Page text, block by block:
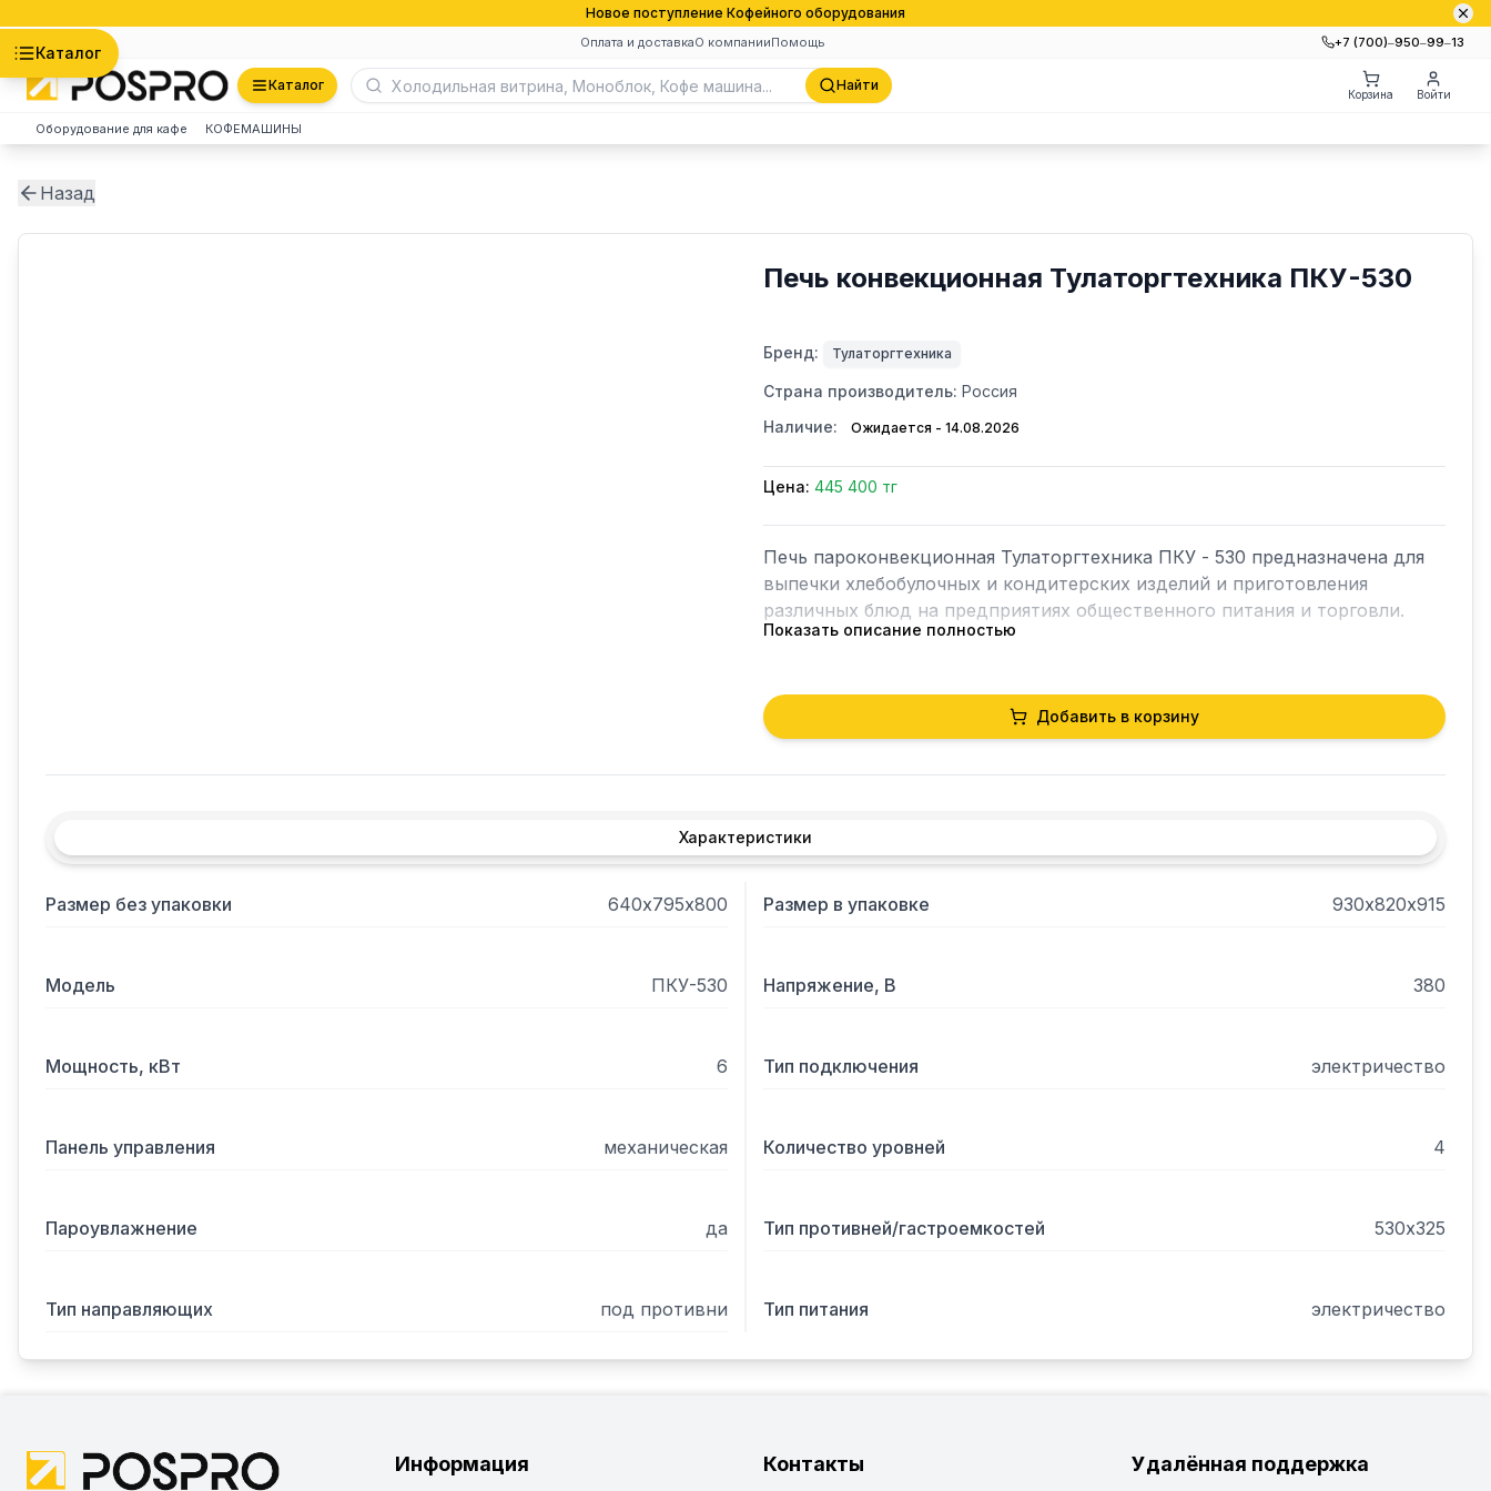
Новое поступление Кофейного оборудования
Оплата и доставкаО компанииПомощь +7 (700)‒950‒99‒13
Каталог
Каталог Найти
Корзина Войти
Оборудование для кафе КОФЕМАШИНЫ
Назад
Печь конвекционная Тулаторгтехника ПКУ-530
Бренд: Тулаторгтехника
Страна производитель: Россия
Наличие:
Ожидается - 14.08.2026
Цена: 445 400 тг
Печь пароконвекционная Тулаторгтехника ПКУ - 530 предназначена для
выпечки хлебобулочных и кондитерских изделий и приготовления
различных блюд на предприятиях общественного питания и торговли.
	Модель оснащена 2 кольцевыми нагревательными элементами.
	Съемное внутреннее стекло дверцы облегчают чистку и обеспечивают
максимальную гигиену.
	Тепловая камера, боковые и верхняя облицовочные поверхности,
оцинкованной стали.
Показать описание полностью
Добавить в корзину
Характеристики
Размер без упаковки 640х795х800 Размер в упаковке 930х820х915
Модель ПКУ-530 Напряжение, В 380
Мощность, кВт 6 Тип подключения электричество
Панель управления механическая Количество уровней 4
Пароувлажнение да Тип противней/гастроемкостей 530х325
Тип направляющих под противни Тип питания электричество
Информация Контакты Удалённая поддержка